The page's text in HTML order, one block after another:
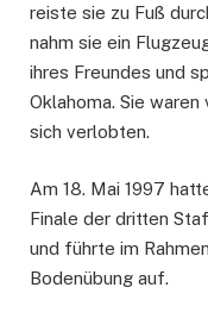
reiste sie zu Fuß
nahm sie ein
ihres Freundes und
Oklahoma. Sie waren
sich verlobten.
Am 18. Mai 1997
Finale der dritten
und führte im
Bodenübung auf.